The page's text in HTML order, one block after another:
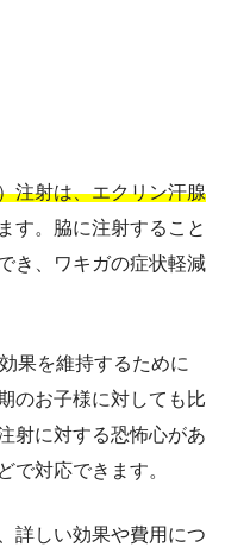
注射は、エクリン汗腺
す。脇に注射すること
き、ワキガの症状軽減
果を維持するために
のお子様に対しても比
射に対する恐怖心があ
で対応できます。
詳しい効果や費用につ